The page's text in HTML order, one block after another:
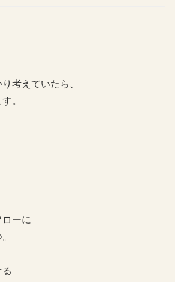
考えていたら、
。
ーに